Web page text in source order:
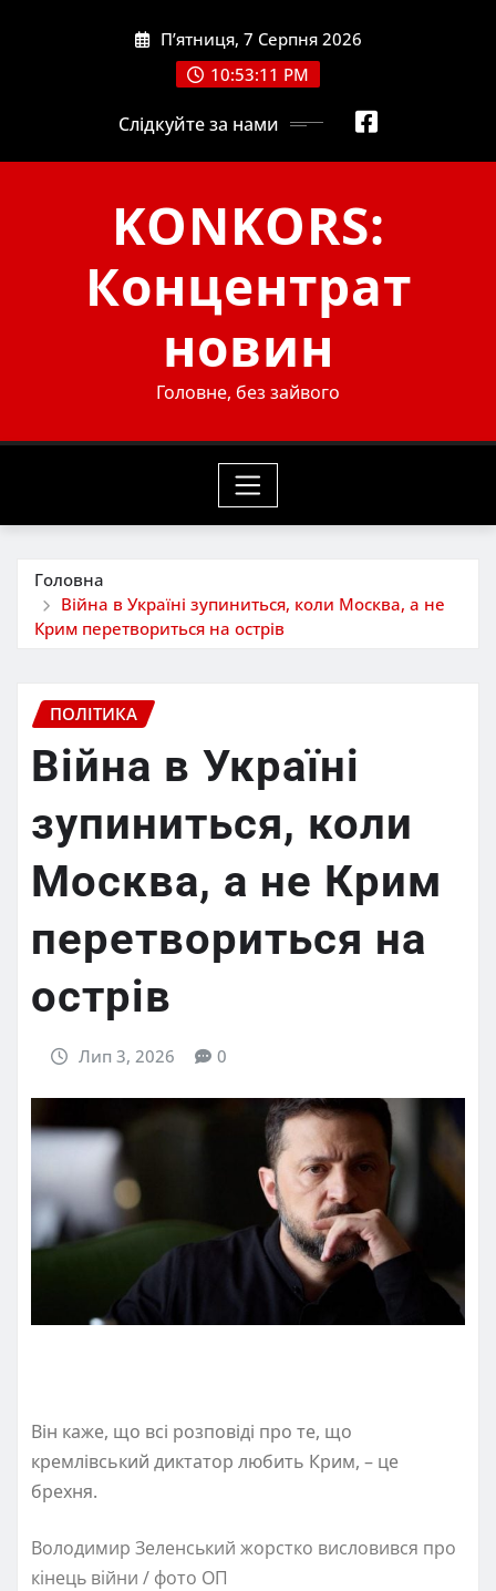
П’ятниця, 7 Серпня 2026
10:53:12 PM
Слідкуйте за нами
KONKORS:
Концентрат
новин
Головне, без зайвого
Головна
Війна в Україні зупиниться, коли Москва, а не
Крим перетвориться на острів
ПОЛІТИКА
Війна в Україні
зупиниться, коли
Москва, а не Крим
перетвориться на
острів
Лип 3, 2026 0
Він каже, що всі розповіді про те, що
кремлівський диктатор любить Крим, – це
брехня.
Володимир Зеленський жорстко висловився про
кінець війни / фото ОП